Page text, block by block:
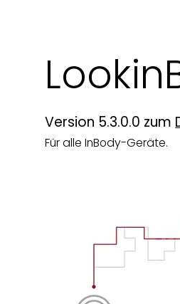
Version 5.3.0.0 zum
Für alle InBody-Geräte.